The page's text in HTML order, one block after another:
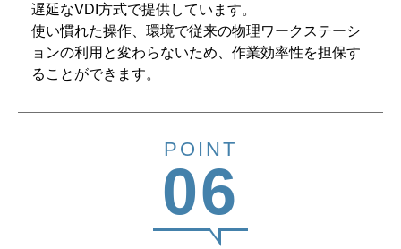
遅延なVDI方式で提供しています。
使い慣れた操作、環境で従来の物理ワークステーシ
ョンの利用と変わらないため、作業効率性を担保す
ることができます。
POINT
06